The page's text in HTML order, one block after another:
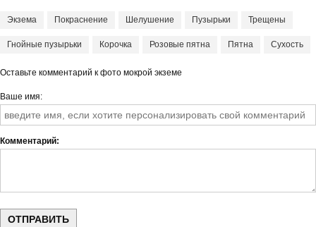
Экзема Покраснение Шелушение Пузырьки Трещены
Гнойные пузырьки Корочка Розовые пятна Пятна Сухость
Оставьте комментарий к фото мокрой экземе
Ваше имя
Комментарий